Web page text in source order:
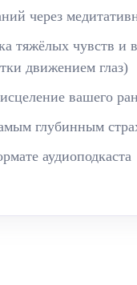
через
тяжёлых чувств и
движением глаз)
вашего
глубинным
аудиоподкаста